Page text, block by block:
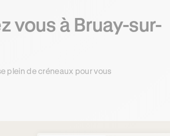
vous à Bruay-sur-
plein de créneaux pour vous